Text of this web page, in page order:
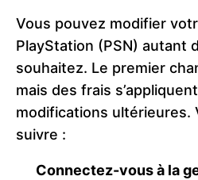
Vous pouvez modifier
PlayStation (PSN) autant
souhaitez. Le premier
mais des frais
modifications ultérieures.
suivre :
Connectez-vous à la